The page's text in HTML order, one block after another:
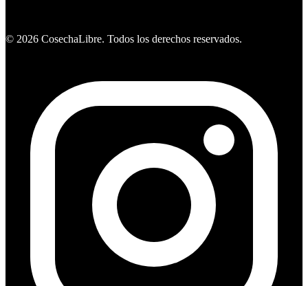
© 2026 CosechaLibre. Todos los derechos reservados.